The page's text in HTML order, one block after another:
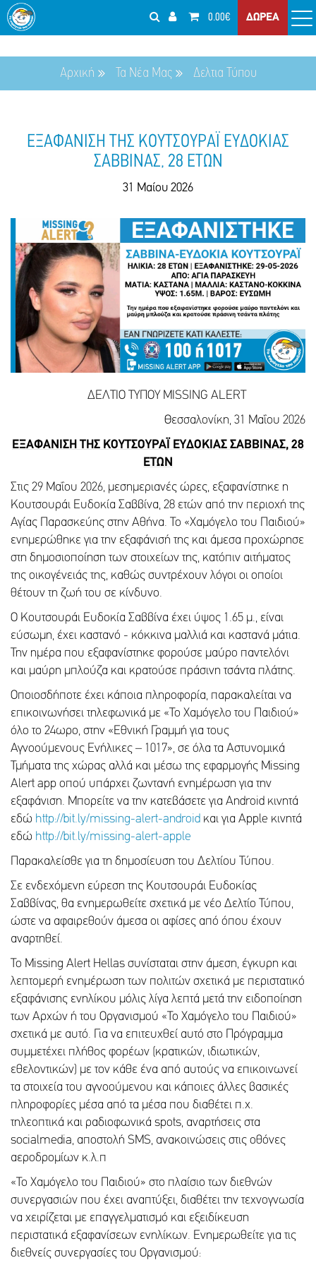
0.00€ ΔΩΡΕΑ
Αρχική Τα Νέα Μας Δελτια Τύπου
ΕΞΑΦΑΝΙΣΗ ΤΗΣ ΚΟΥΤΣΟΥΡΑΪ ΕΥΔΟΚΙΑΣ
ΣΑΒΒΙΝΑΣ, 28 ΕΤΩΝ
31 Μαίου 2026
ΔΕΛΤΙΟ ΤΥΠΟΥ MISSING ALERT
Θεσσαλονίκη, 31 Μαΐου 2026
ΕΞΑΦΑΝΙΣΗ ΤΗΣ ΚΟΥΤΣΟΥΡΑΪ ΕΥΔΟΚΙΑΣ ΣΑΒΒΙΝΑΣ, 28
ΕΤΩΝ
Στις 29 Μαΐου 2026, μεσημεριανές ώρες, εξαφανίστηκε η
Κουτσουράι Ευδοκία Σαββίνα, 28 ετών από την περιοχή της
Αγίας Παρασκεύης στην Αθήνα. Το «Χαμόγελο του Παιδιού»
ενημερώθηκε για την εξαφάνισή της και άμεσα προχώρησε
στη δημοσιοποίηση των στοιχείων της, κατόπιν αιτήματος
της οικογένειάς της, καθώς συντρέχουν λόγοι οι οποίοι
θέτουν τη ζωή του σε κίνδυνο.
Ο Κουτσουράι Ευδοκία Σαββίνα έχει ύψος 1.65 μ., είναι
εύσωμη, έχει καστανό - κόκκινα μαλλιά και καστανά μάτια.
Την ημέρα που εξαφανίστηκε φορούσε μαύρο παντελόνι
και μαύρη μπλούζα και κρατούσε πράσινη τσάντα πλάτης.
Οποιοσδήποτε έχει κάποια πληροφορία, παρακαλείται να
επικοινωνήσει τηλεφωνικά με «Το Χαμόγελο του Παιδιού»
όλο το 24ωρο, στην «Εθνική Γραμμή για τους
Αγνοούμενους Ενήλικες – 1017», σε όλα τα Αστυνομικά
Τμήματα της χώρας αλλά και μέσω της εφαρμογής Missing
Alert app οπού υπάρχει ζωντανή ενημέρωση για την
εξαφάνιση. Μπορείτε να την κατεβάσετε για Android κινητά
εδώ http://bit.ly/missing-alert-android και για Apple κινητά
εδώ http://bit.ly/missing-alert-apple
Παρακαλείσθε για τη δημοσίευση του Δελτίου Τύπου.
Σε ενδεχόμενη εύρεση της Κουτσουράι Ευδοκίας
Σαββίνας, θα ενημερωθείτε σχετικά με νέο Δελτίο Τύπου,
ώστε να αφαιρεθούν άμεσα οι αφίσες από όπου έχουν
αναρτηθεί.
Το Missing Alert Hellas συνίσταται στην άμεση, έγκυρη και
λεπτομερή ενημέρωση των πολιτών σχετικά με περιστατικό
εξαφάνισης ενηλίκου μόλις λίγα λεπτά μετά την ειδοποίηση
των Αρχών ή του Οργανισμού «Το Χαμόγελο του Παιδιού»
σχετικά με αυτό. Για να επιτευχθεί αυτό στο Πρόγραμμα
συμμετέχει πλήθος φορέων (κρατικών, ιδιωτικών,
εθελοντικών) με τον κάθε ένα από αυτούς να επικοινωνεί
τα στοιχεία του αγνοούμενου και κάποιες άλλες βασικές
πληροφορίες μέσα από τα μέσα που διαθέτει π.χ.
τηλεοπτικά και ραδιοφωνικά spots, αναρτήσεις στα
socialmedia, αποστολή SMS, ανακοινώσεις στις οθόνες
αεροδρομίων κ.λ.π
«Το Χαμόγελο του Παιδιού» στο πλαίσιο των διεθνών
συνεργασιών που έχει αναπτύξει, διαθέτει την τεχνογνωσία
να χειρίζεται με επαγγελματισμό και εξειδίκευση
περιστατικά εξαφανίσεων ενηλίκων. Ενημερωθείτε για τις
διεθνείς συνεργασίες του Οργανισμού: